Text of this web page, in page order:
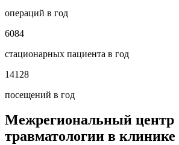
операций в год
6084
стационарных пациента в год
14128
посещений в год
Межрегиональный центр
травматологии в клинике